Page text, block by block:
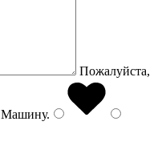
Пожалуйста,
Машину.